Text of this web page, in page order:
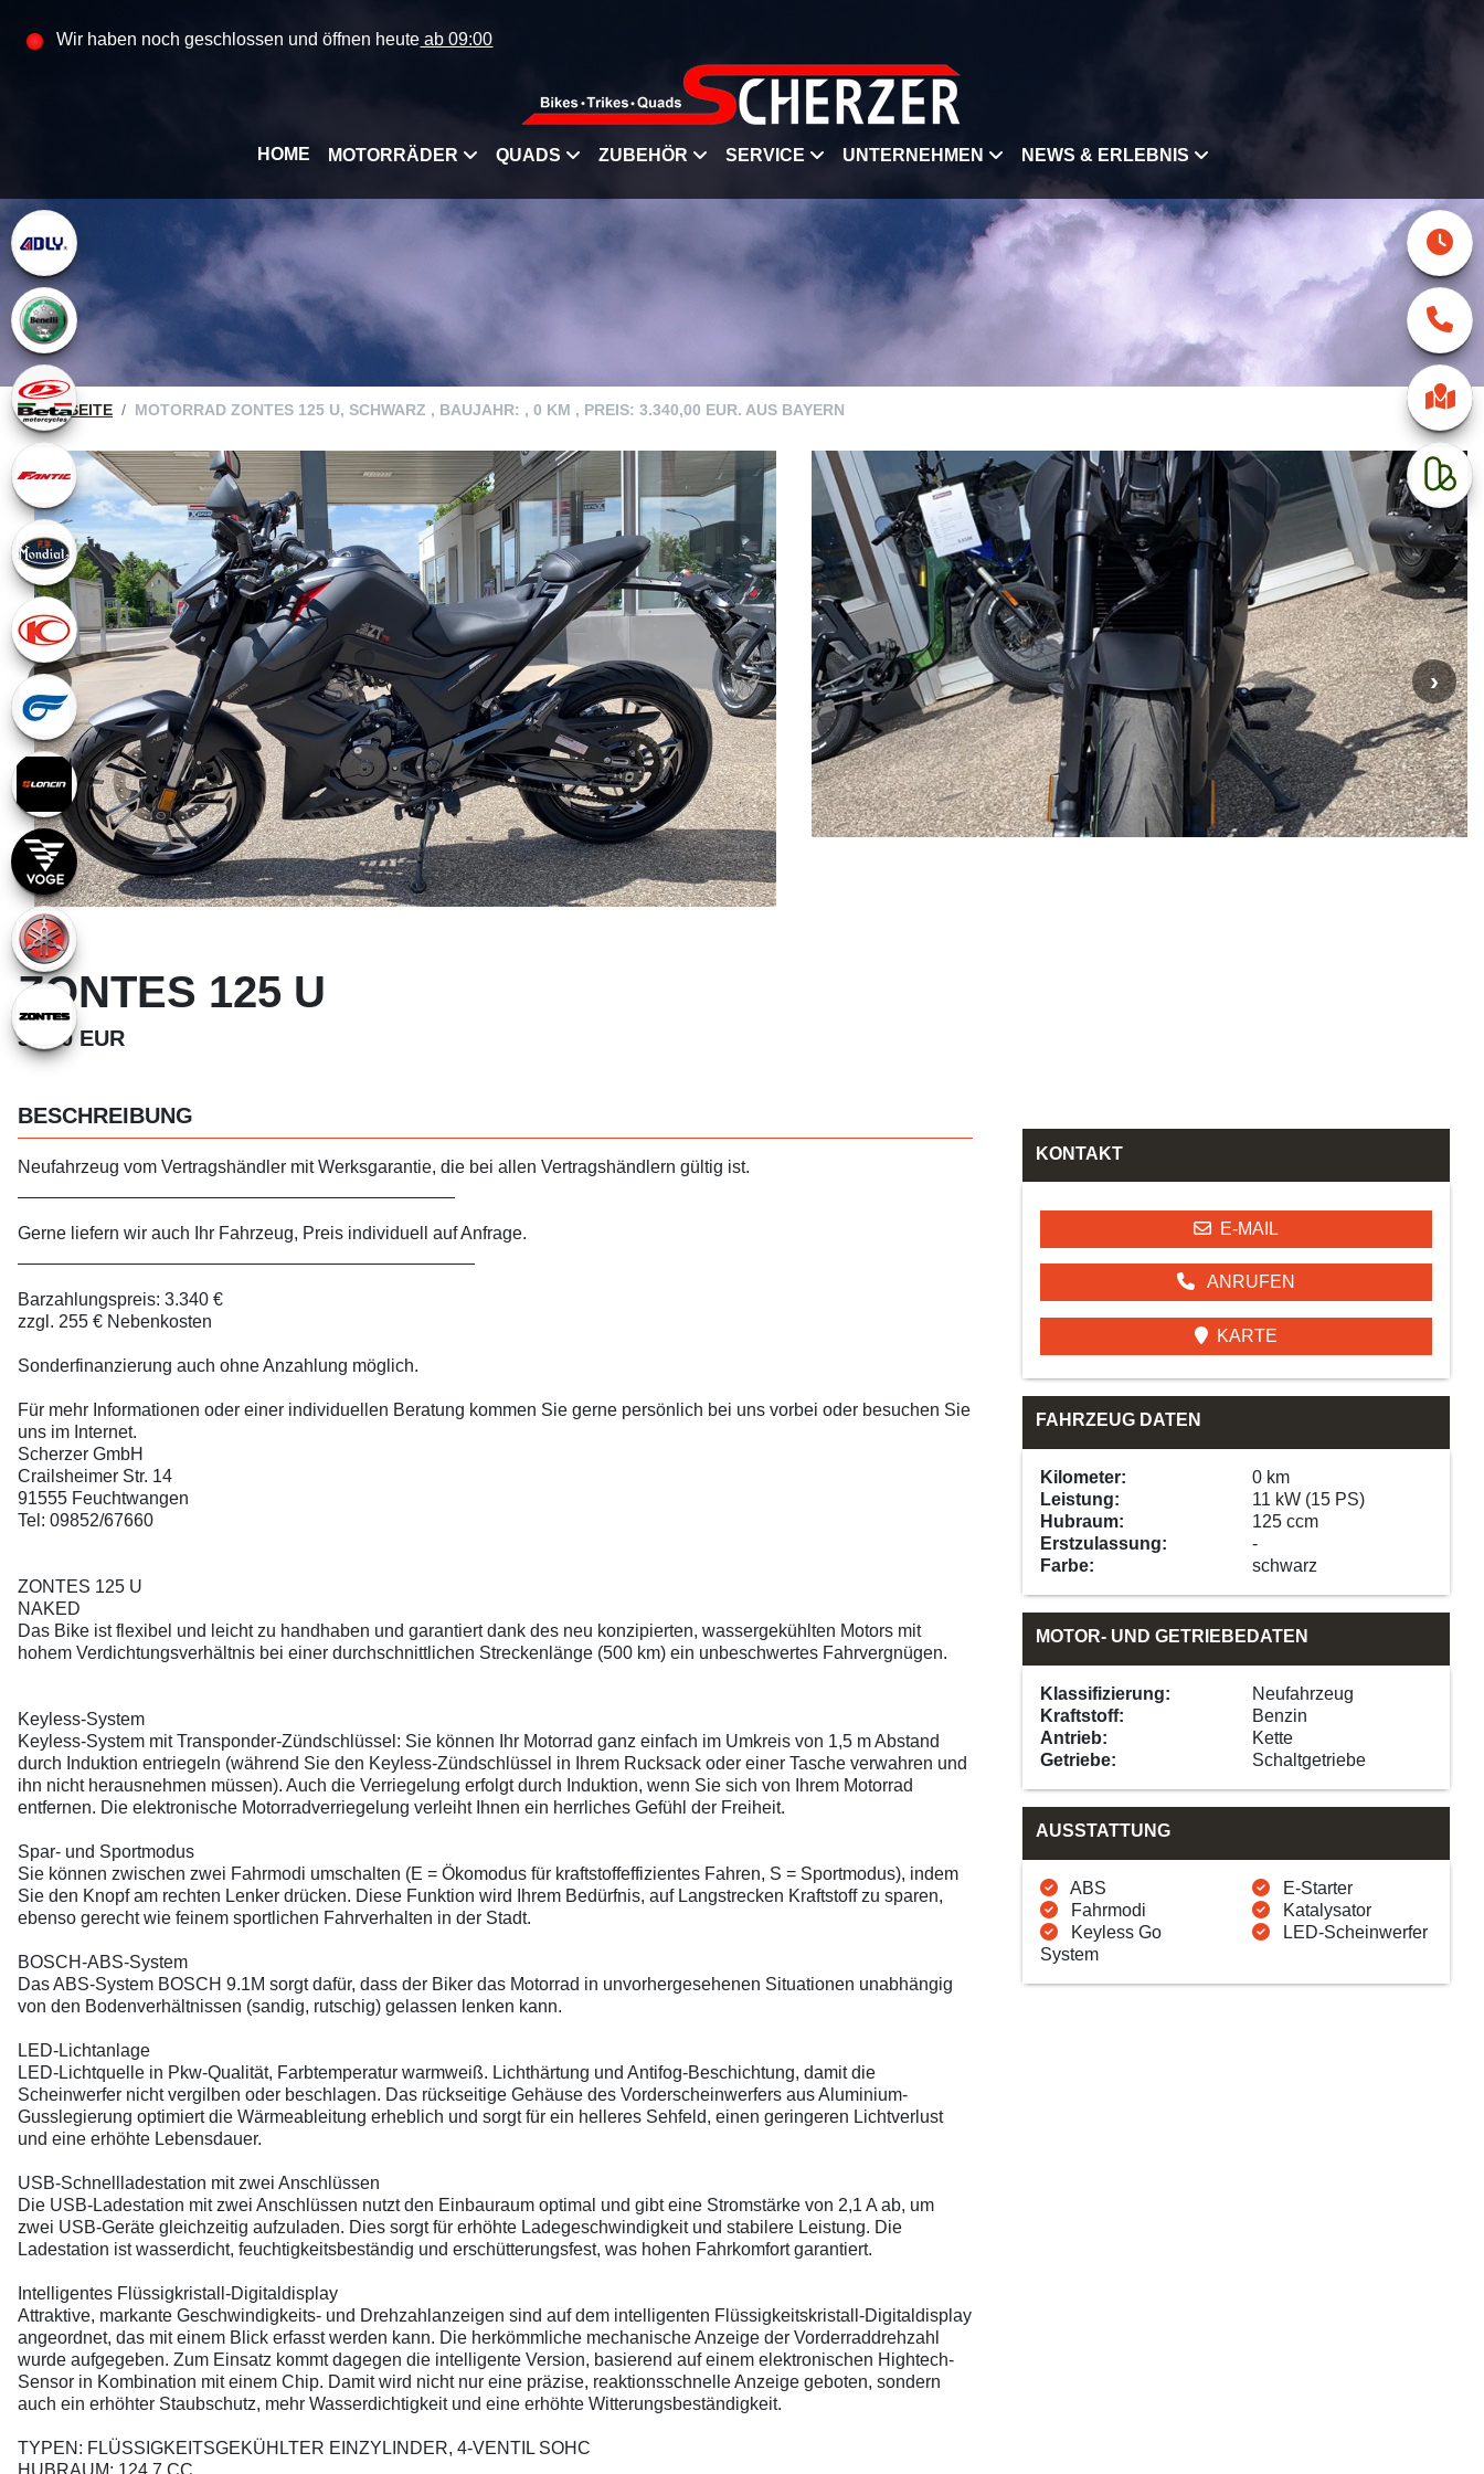
Wir haben noch geschlossen und öffnen heute ab 09:00
HOME MOTORRÄDER QUADS ZUBEHÖR SERVICE UNTERNEHMEN NEWS & ERLEBNIS
STARTSEITE MOTORRAD ZONTES 125 U, SCHWARZ , BAUJAHR: , 0 KM , PREIS: 3.340,00 EUR. AUS BAYERN
ZONTES 125 U
3.340 EUR
BESCHREIBUNG
Neufahrzeug vom Vertragshändler mit Werksgarantie, die bei allen Vertragshändlern gültig ist.
Gerne liefern wir auch Ihr Fahrzeug, Preis individuell auf Anfrage.
Barzahlungspreis: 3.340 €
zzgl. 255 € Nebenkosten
Sonderfinanzierung auch ohne Anzahlung möglich.
Für mehr Informationen oder einer individuellen Beratung kommen Sie gerne persönlich bei uns vorbei oder besuchen Sie
uns im Internet.
Scherzer GmbH
Crailsheimer Str. 14
91555 Feuchtwangen
Tel: 09852/67660
ZONTES 125 U
NAKED
Das Bike ist flexibel und leicht zu handhaben und garantiert dank des neu konzipierten, wassergekühlten Motors mit
hohem Verdichtungsverhältnis bei einer durchschnittlichen Streckenlänge (500 km) ein unbeschwertes Fahrvergnügen.
Keyless-System
Keyless-System mit Transponder-Zündschlüssel: Sie können Ihr Motorrad ganz einfach im Umkreis von 1,5 m Abstand
durch Induktion entriegeln (während Sie den Keyless-Zündschlüssel in Ihrem Rucksack oder einer Tasche verwahren und
ihn nicht herausnehmen müssen). Auch die Verriegelung erfolgt durch Induktion, wenn Sie sich von Ihrem Motorrad
entfernen. Die elektronische Motorradverriegelung verleiht Ihnen ein herrliches Gefühl der Freiheit.
Spar- und Sportmodus
Sie können zwischen zwei Fahrmodi umschalten (E = Ökomodus für kraftstoffeffizientes Fahren, S = Sportmodus), indem
Sie den Knopf am rechten Lenker drücken. Diese Funktion wird Ihrem Bedürfnis, auf Langstrecken Kraftstoff zu sparen,
ebenso gerecht wie feinem sportlichen Fahrverhalten in der Stadt.
BOSCH-ABS-System
Das ABS-System BOSCH 9.1M sorgt dafür, dass der Biker das Motorrad in unvorhergesehenen Situationen unabhängig
von den Bodenverhältnissen (sandig, rutschig) gelassen lenken kann.
LED-Lichtanlage
LED-Lichtquelle in Pkw-Qualität, Farbtemperatur warmweiß. Lichthärtung und Antifog-Beschichtung, damit die
Scheinwerfer nicht vergilben oder beschlagen. Das rückseitige Gehäuse des Vorderscheinwerfers aus Aluminium-
Gusslegierung optimiert die Wärmeableitung erheblich und sorgt für ein helleres Sehfeld, einen geringeren Lichtverlust
und eine erhöhte Lebensdauer.
USB-Schnellladestation mit zwei Anschlüssen
Die USB-Ladestation mit zwei Anschlüssen nutzt den Einbauraum optimal und gibt eine Stromstärke von 2,1 A ab, um
zwei USB-Geräte gleichzeitig aufzuladen. Dies sorgt für erhöhte Ladegeschwindigkeit und stabilere Leistung. Die
Ladestation ist wasserdicht, feuchtigkeitsbeständig und erschütterungsfest, was hohen Fahrkomfort garantiert.
Intelligentes Flüssigkristall-Digitaldisplay
Attraktive, markante Geschwindigkeits- und Drehzahlanzeigen sind auf dem intelligenten Flüssigkeitskristall-Digitaldisplay
angeordnet, das mit einem Blick erfasst werden kann. Die herkömmliche mechanische Anzeige der Vorderraddrehzahl
wurde aufgegeben. Zum Einsatz kommt dagegen die intelligente Version, basierend auf einem elektronischen Hightech-
Sensor in Kombination mit einem Chip. Damit wird nicht nur eine präzise, reaktionsschnelle Anzeige geboten, sondern
auch ein erhöhter Staubschutz, mehr Wasserdichtigkeit und eine erhöhte Witterungsbeständigkeit.
TYPEN: FLÜSSIGKEITSGEKÜHLTER EINZYLINDER, 4-VENTIL SOHC
KONTAKT
E-MAIL
ANRUFEN
KARTE
FAHRZEUG DATEN
Kilometer:
0 km
Leistung:
11 kW (15 PS)
Hubraum:
125 ccm
Erstzulassung:
-
Farbe:
schwarz
MOTOR- UND GETRIEBEDATEN
Klassifizierung:
Neufahrzeug
Kraftstoff:
Benzin
Antrieb:
Kette
Getriebe:
Schaltgetriebe
AUSSTATTUNG
ABS
E-Starter
Fahrmodi
Katalysator
Keyless Go
System
LED-Scheinwerfer